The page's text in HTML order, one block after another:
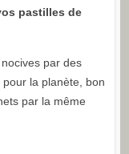
pastilles de
par des
la planète, bon
par la même